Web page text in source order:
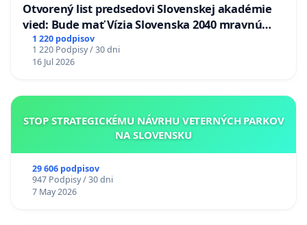
Otvorený list predsedovi Slovenskej akadémie
vied: Bude mať Vízia Slovenska 2040 mravnú
chrbticu?
1 220 podpisov
1 220 Podpisy / 30 dni
16 Jul 2026
STOP STRATEGICKÉMU NÁVRHU VETERNÝCH PARKOV
NA SLOVENSKU
29 606 podpisov
947 Podpisy / 30 dni
7 May 2026